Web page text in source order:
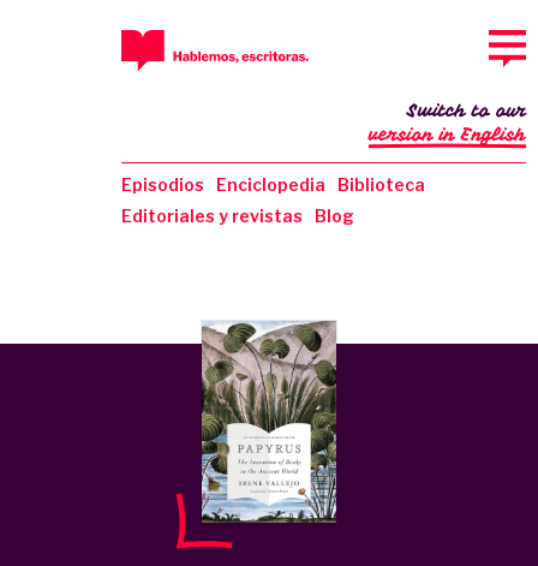
Episodios Enciclopedia
Biblioteca
Editoriales y revistas
Blog
Switch to our
version in English